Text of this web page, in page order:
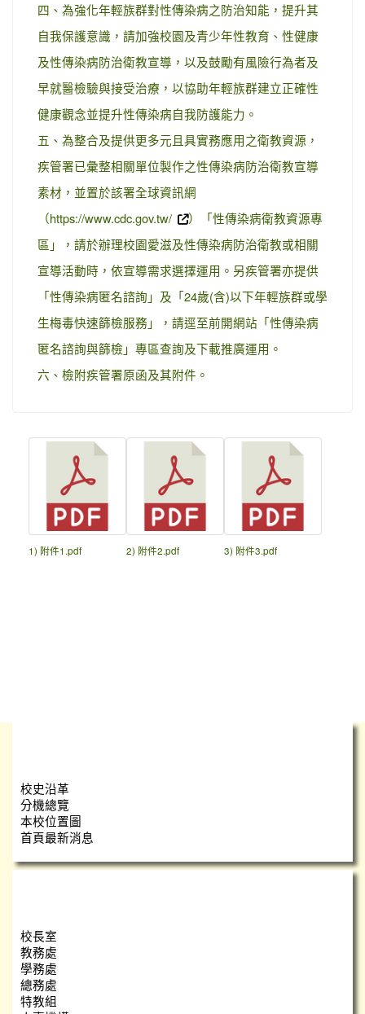
四、為強化年輕族群對性傳染病之防治知能，提升其
自我保護意識，請加強校園及青少年性教育、性健康
及性傳染病防治衛教宣導，以及鼓勵有風險行為者及
早就醫檢驗與接受治療，以協助年輕族群建立正確性
健康觀念並提升性傳染病自我防護能力。
五、為整合及提供更多元且具實務應用之衛教資源，
疾管署已彙整相關單位製作之性傳染病防治衛教宣導
素材，並置於該署全球資訊網
（https://www.cdc.gov.tw/
）「性傳染病衛教資源專
區」，請於辦理校園愛滋及性傳染病防治衛教或相關
宣導活動時，依宣導需求選擇運用。另疾管署亦提供
「性傳染病匿名諮詢」及「24歲(含)以下年輕族群或學
生梅毒快速篩檢服務」，請逕至前開網站「性傳染病
匿名諮詢與篩檢」專區查詢及下載推廣運用。
六、檢附疾管署原函及其附件。
1) 附件1.pdf 2) 附件2.pdf 3) 附件3.pdf
校史沿革
分機總覽
本校位置圖
首頁最新消息
校長室
教務處
學務處
總務處
特教組